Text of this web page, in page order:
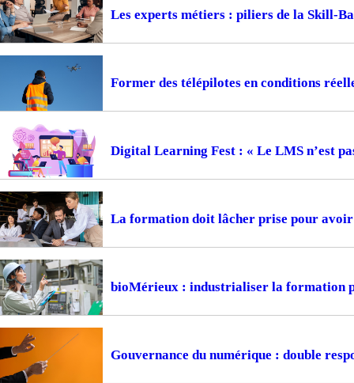
Les experts métiers : piliers de la Skill-
Former des télépilotes en conditions
Digital Learning Fest : « Le LMS n’est
La formation doit lâcher prise pour avoir
bioMérieux : industrialiser la formation
Gouvernance du numérique : double